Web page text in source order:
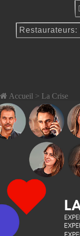
Accueil > La Crise